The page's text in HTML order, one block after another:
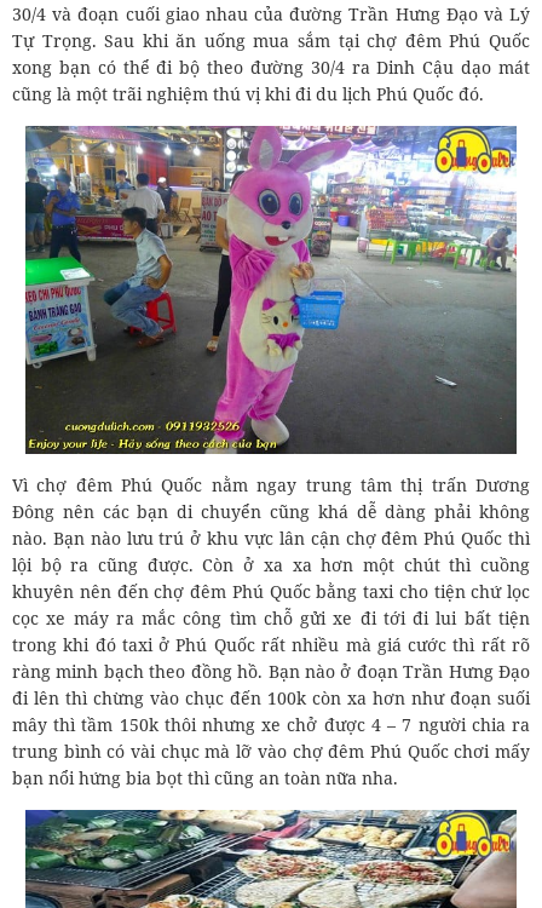
30/4 và đoạn cuối giao nhau của đường Trần Hưng Đạo và Lý
Tự Trọng. Sau khi ăn uống mua sắm tại chợ đêm Phú Quốc
xong bạn có thể đi bộ theo đường 30/4 ra Dinh Cậu dạo mát
cũng là một trãi nghiệm thú vị khi đi du lịch Phú Quốc đó.
Vì chợ đêm Phú Quốc nằm ngay trung tâm thị trấn Dương
Đông nên các bạn di chuyển cũng khá dễ dàng phải không
nào. Bạn nào lưu trú ở khu vực lân cận chợ đêm Phú Quốc thì
lội bộ ra cũng được. Còn ở xa xa hơn một chút thì cuồng
khuyên nên đến chợ đêm Phú Quốc bằng taxi cho tiện chứ lọc
cọc xe máy ra mắc công tìm chỗ gửi xe đi tới đi lui bất tiện
trong khi đó taxi ở Phú Quốc rất nhiều mà giá cước thì rất rõ
ràng minh bạch theo đồng hồ. Bạn nào ở đoạn Trần Hưng Đạo
đi lên thì chừng vào chục đến 100k còn xa hơn như đoạn suối
mây thì tầm 150k thôi nhưng xe chở được 4 – 7 người chia ra
trung bình có vài chục mà lỡ vào chợ đêm Phú Quốc chơi mấy
bạn nổi hứng bia bọt thì cũng an toàn nữa nha.